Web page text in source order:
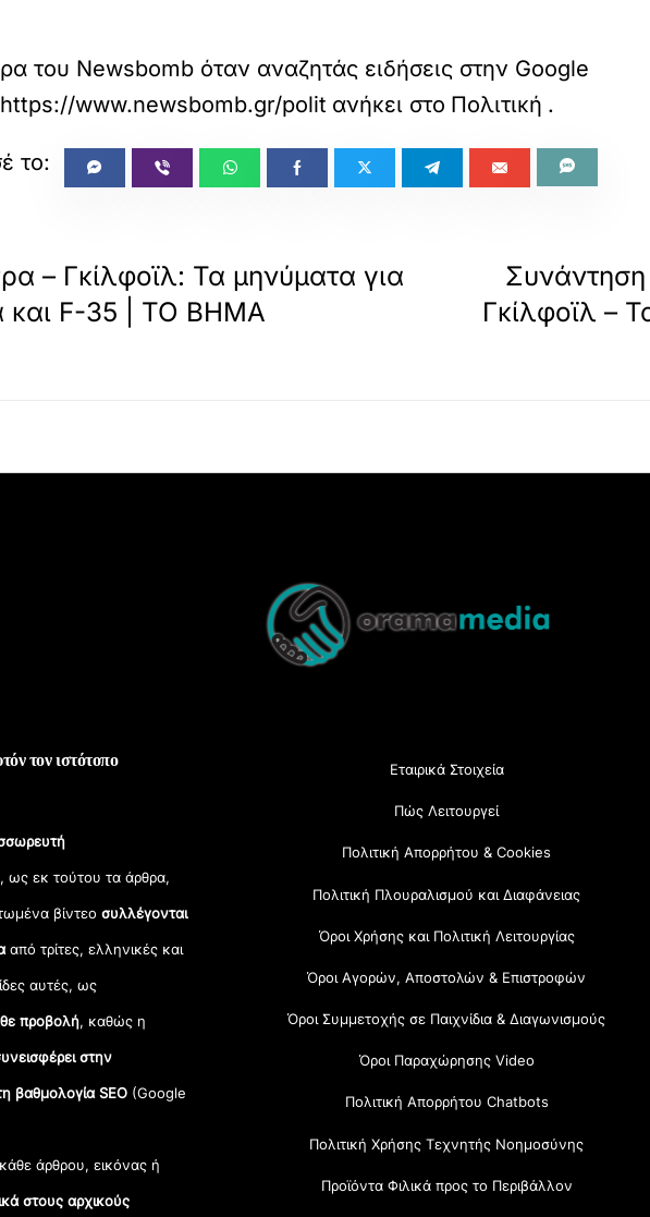
του Newsbomb όταν αναζητάς ειδήσεις στην Google
https://www.newsbomb.gr/politikh/story/1746211/
ανήκει στο Πολιτική .
– Γκίλφοϊλ: Τα μηνύματα για
και F-35 | ΤΟ ΒΗΜΑ
Συνάντηση
Γκίλφοϊλ –
Top
τον ιστότοπο
ως εκ τούτου τα άρθρα,
βίντεοσυλλέγονται
από τρίτες, ελληνικές και
αυτές, ως
προβολή, καθώς η
στην
βαθμολογία SEO (Google
άρθρου, εικόνας ή
στους αρχικούς
Εταιρικά Στοιχεία
Πώς Λειτουργεί
Πολιτική Απορρήτου & Cookies
Πολιτική Πλουραλισμού και Διαφάνειας
Όροι Χρήσης και Πολιτική Λειτουργίας
Όροι Αγορών, Αποστολών & Επιστροφών
Όροι Συμμετοχής σε Παιχνίδια & Διαγωνισμούς
Όροι Παραχώρησης Video
Πολιτική Απορρήτου Chatbots
Πολιτική Χρήσης Τεχνητής Νοημοσύνης
Προϊόντα Φιλικά προς το Περιβάλλον